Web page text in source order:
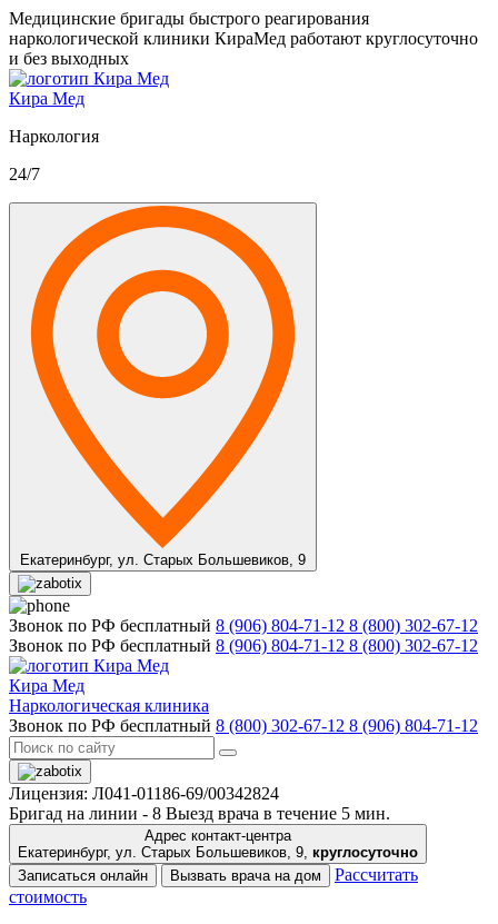
Медицинские бригады быстрого реагирования
наркологической клиники КираМед работают круглосуточно
и без выходных
Кира Мед
Наркология
24/7
Екатеринбург, ул. Старых Большевиков, 9
Звонок по РФ бесплатный 8 (906) 804-71-12 8 (800) 302-67-12
Звонок по РФ бесплатный 8 (906) 804-71-12 8 (800) 302-67-12
Кира Мед
Наркологическая клиника
Звонок по РФ бесплатный 8 (800) 302-67-12 8 (906) 804-71-12
Лицензия: Л041-01186-69/00342824
Бригад на линии - 8 Выезд врача в течение 5 мин.
Адрес контакт-центра
Екатеринбург, ул. Старых Большевиков, 9, круглосуточно
Записаться онлайн
Вызвать врача на дом
Рассчитать
стоимость